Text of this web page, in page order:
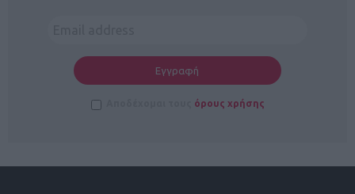
όρους χρήσης